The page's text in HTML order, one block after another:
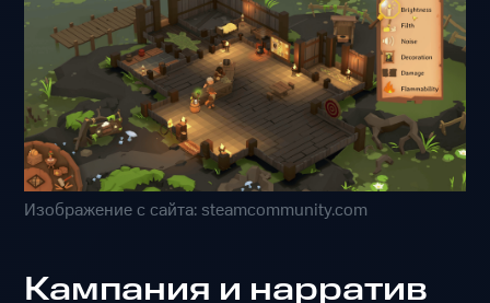
Изображение с сайта: steamcommunity.com
Кампания и нарратив